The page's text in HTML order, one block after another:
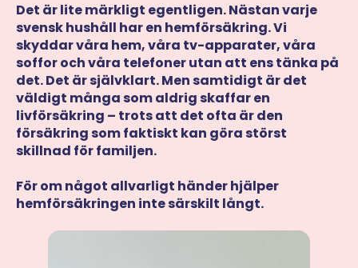
Det är lite märkligt egentligen. Nästan varje
svensk hushåll har en hemförsäkring. Vi
skyddar våra hem, våra tv-apparater, våra
soffor och våra telefoner utan att ens tänka på
det. Det är självklart. Men samtidigt är det
väldigt många som aldrig skaffar en
livförsäkring – trots att det ofta är den
försäkring som faktiskt kan göra störst
skillnad för familjen.
För om något allvarligt händer hjälper
hemförsäkringen inte särskilt långt.